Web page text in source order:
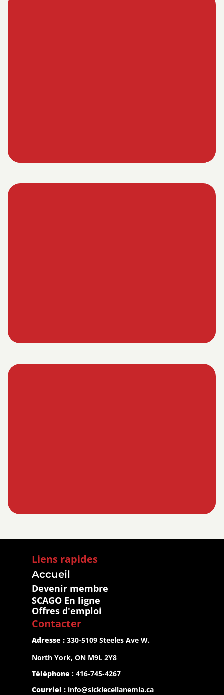
Liens rapides
Accueil
Devenir membre
SCAGO En ligne
Offres d'emploi
Contacter
Adresse : 330-5109 Steeles Ave W.
North York, ON M9L 2Y8
Téléphone : 416-745-4267
Courriel : info@sicklecellanemia.ca